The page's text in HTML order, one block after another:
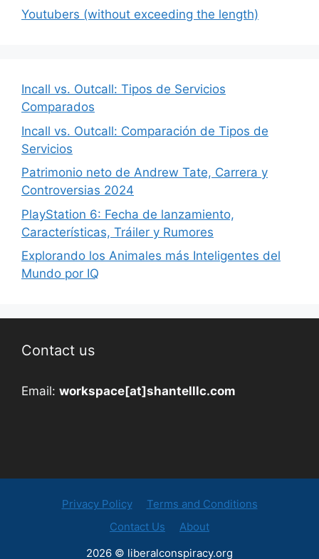
Youtubers (without exceeding the length)
Incall vs. Outcall: Tipos de Servicios
Comparados
Incall vs. Outcall: Comparación de Tipos de
Servicios
Patrimonio neto de Andrew Tate, Carrera y
Controversias 2024
PlayStation 6: Fecha de lanzamiento,
Características, Tráiler y Rumores
Explorando los Animales más Inteligentes del
Mundo por IQ
Contact us
Email: workspace[at]shantelllc.com
Privacy Policy
Terms and Conditions
Contact Us
About
2026 © liberalconspiracy.org